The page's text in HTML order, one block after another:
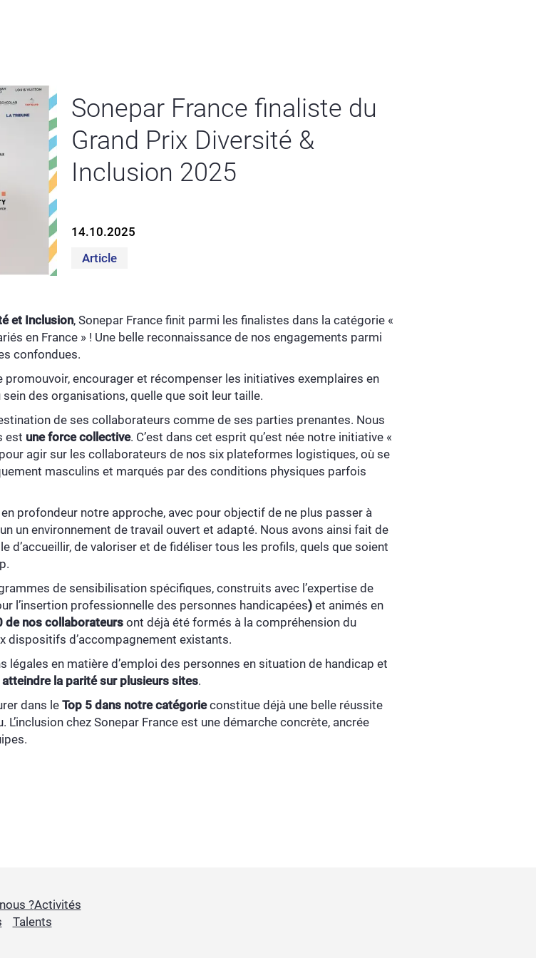
Sonepar France finaliste du
Grand Prix Diversité &
Inclusion 2025
14.10.2025
Article
et Inclusion, Sonepar France finit parmi les finalistes dans la catégorie «
en France » ! Une belle reconnaissance de nos engagements parmi
confondues.
encourager et récompenser les initiatives exemplaires en
des organisations, quelle que soit leur taille.
de ses collaborateurs comme de ses parties prenantes. Nous
est une force collective. C’est dans cet esprit qu’est née notre initiative «
agir sur les collaborateurs de nos six plateformes logistiques, où se
masculins et marqués par des conditions physiques parfois
profondeur notre approche, avec pour objectif de ne plus passer à
un environnement de travail ouvert et adapté. Nous avons ainsi fait de
d’accueillir, de valoriser et de fidéliser tous les profils, quels que soient
de sensibilisation spécifiques, construits avec l’expertise de
l’insertion professionnelle des personnes handicapées)et animés en
de nos collaborateursont déjà été formés à la compréhension du
dispositifs d’accompagnement existants.
légales en matière d’emploi des personnes en situation de handicap et
atteindre la parité sur plusieurs sites.
dans le Top 5 dans notre catégorieconstitue déjà une belle réussite
chez Sonepar France est une démarche concrète, ancrée
?Activités
Talents